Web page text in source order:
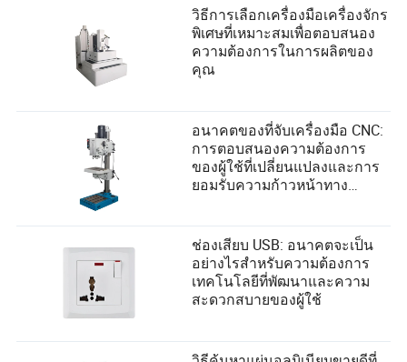
วิธีการเลือกเครื่องมือเครื่องจักร
พิเศษที่เหมาะสมเพื่อตอบสนอง
ความต้องการในการผลิตของ
คุณ
อนาคตของที่จับเครื่องมือ CNC:
การตอบสนองความต้องการ
ของผู้ใช้ที่เปลี่ยนแปลงและการ
ยอมรับความก้าวหน้าทาง
ช่องเสียบ USB: อนาคตจะเป็น
อย่างไรสำหรับความต้องการ
เทคโนโลยีที่พัฒนาและความ
สะดวกสบายของผู้ใช้